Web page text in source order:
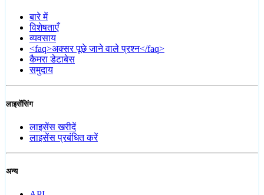
बारे में
विशेषताएँ
व्यवसाय
<faq>अक्सर पूछे जाने वाले प्रश्न</faq>
कैमरा डेटाबेस
समुदाय
लाइसेंसिंग
लाइसेंस खरीदें
लाइसेंस प्रबंधित करें
अन्य